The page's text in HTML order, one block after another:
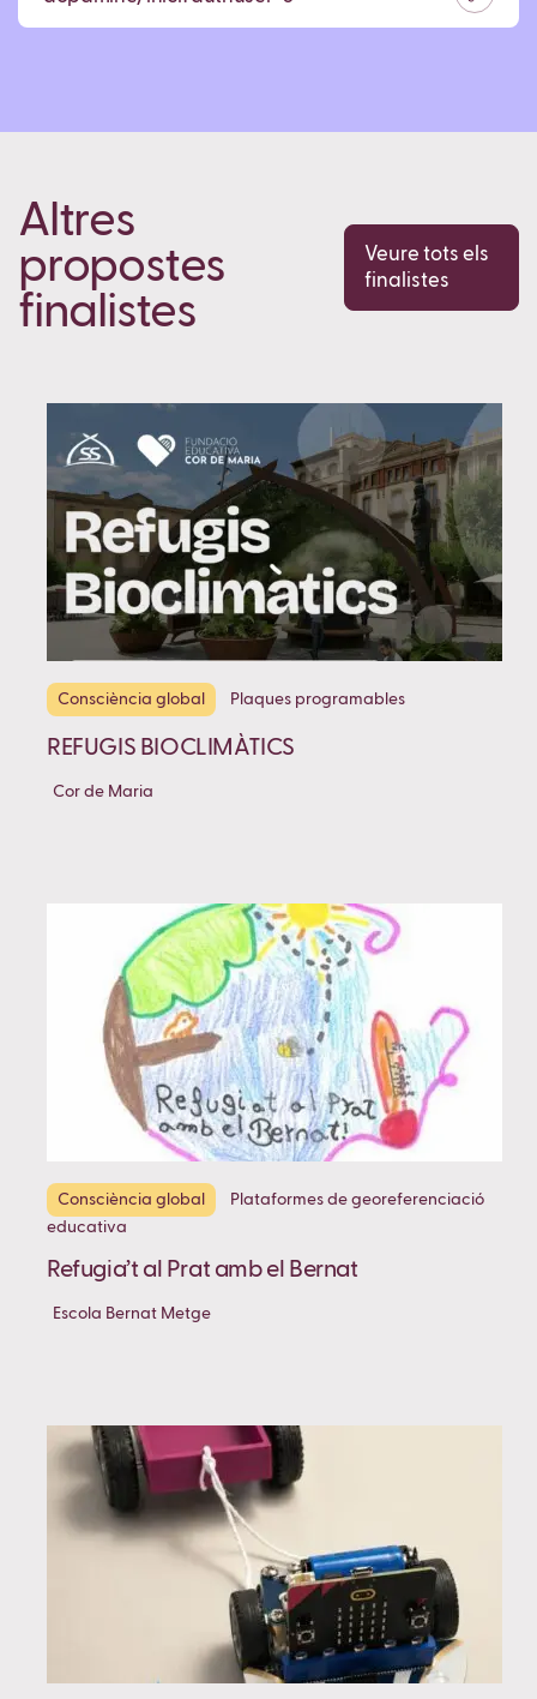
Altres
propostes
finalistes
Veure tots els
finalistes
Consciència global Plaques programables
REFUGIS BIOCLIMÀTICS
Cor de Maria
Consciència global
Plataformes de georeferenciació
educativa
Refugia’t al Prat amb el Bernat
Escola Bernat Metge